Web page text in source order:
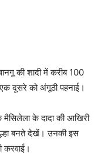
की शादी में करीब 100
एक दूसरे को अंगूठी पहनाई।
मैसिलेला के दादा की आखिरी
बनते देखें। उनकी इस
करवाई।